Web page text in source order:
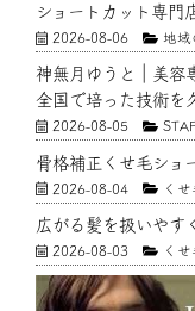
ショートカット専門
2026-08-06 地域
神無月ゆうと｜美容
全国で培った技術を
2026-08-05
骨格補正くせ毛ショ
2026-08-04 く
広がる髪を扱いやす
2026-08-03 く